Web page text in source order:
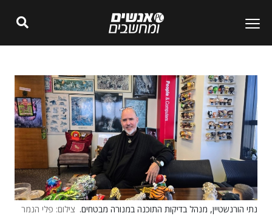
נתי הורנשטיין, מנהל בדיקות התוכנה במנורה מבטחים. צילום: פלי הנמר